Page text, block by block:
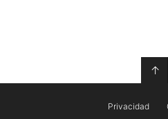
↑
Privacidad